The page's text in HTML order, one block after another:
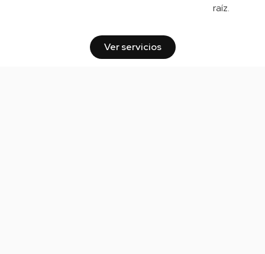
raíz.
Ver servicios